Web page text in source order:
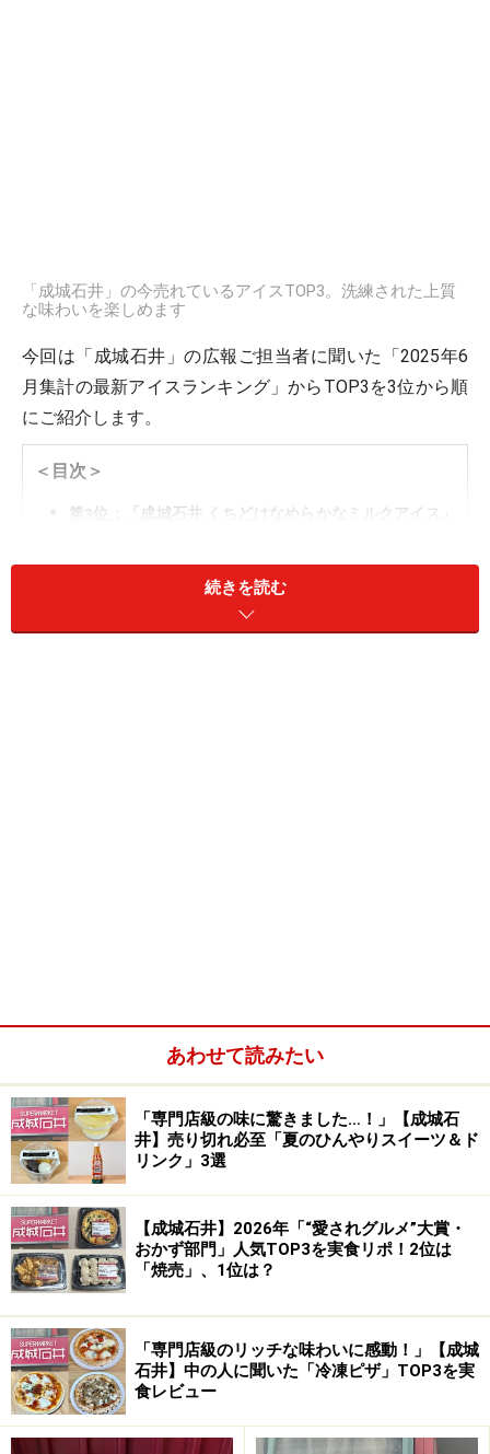
「成城石井」の今売れているアイスTOP3。洗練された上質
な味わいを楽しめます
今回は「成城石井」の広報ご担当者に聞いた「2025年6
月集計の最新アイスランキング」からTOP3を3位から順
にご紹介します。
＜目次＞
第3位：「成城石井 くちどけなめらかなミルクアイス」
第2位：「成城石井 白バラアイスクリームバーミルク」
第3位：「成城石井 くちどけなめらかなミ
ルクアイス」329円
「成城石井 くちどけなめらかなミルクアイス」329円（税
込）
第3位は「成城石井 くちどけなめらかなミルクアイス」
いってもクオリティーの高さ。こちらは北海道産の「別
海牛乳」、北海道産の生クリームをぜいたくに使用。北
海道産の原料にこだわったリッチなアイスクリームで
す。
続きを読む
あわせて読みたい
「専門店級の味に驚きました…！」【成城石
井】売り切れ必至「夏のひんやりスイーツ＆ド
リンク」3選
【成城石井】2026年「“愛されグルメ”大賞・
おかず部門」人気TOP3を実食リポ！2位は
「焼売」、1位は？
「専門店級のリッチな味わいに感動！」【成城
石井】中の人に聞いた「冷凍ピザ」TOP3を実
食レビュー